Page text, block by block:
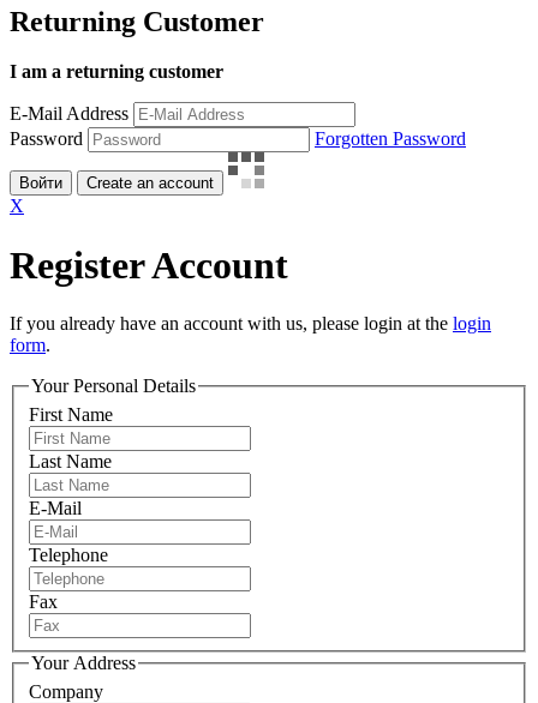
Returning Customer
I am a returning customer
E-Mail Address
Password
Forgotten Password
Войти Create an account
X
Register Account
If you already have an account with us, please login at the login
form.
Your Personal Details
First Name
Last Name
E-Mail
Telephone
Fax
Your Address
Company